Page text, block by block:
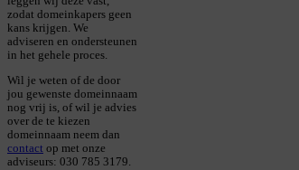
zodat domeinkapers geen
kans krijgen. We
adviseren en ondersteunen
in het gehele proces.
Wil je weten of de door
jou gewenste domeinnaam
nog vrij is, of wil je advies
over de te kiezen
domeinnaam neem dan
contact op met onze
adviseurs: 030 785 3179.